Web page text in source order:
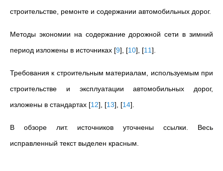
строительстве, ремонте и содержании автомобильных дорог.
Методы экономии на содержание дорожной сети в зимний
период изложены в источниках [9] [10] [11]
Требования к строительным материалам, используемым при
строительстве и эксплуатации автомобильных дорог,
изложены в стандартах [12] [13] [14]
В обзоре лит. источников уточнены ссылки. Весь
исправленный текст выделен красным.